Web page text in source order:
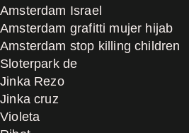
Amsterdam Israel
Amsterdam grafitti mujer hijab
Amsterdam stop killing children
Sloterpark de
Jinka Rezo
Jinka cruz
Violeta